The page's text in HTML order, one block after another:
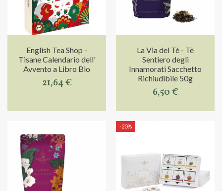
English Tea Shop -
Tisane Calendario dell'
Avvento a Libro Bio
21,64 €
La Via del Tè - Tè
Sentiero degli
Innamorati Sacchetto
Richiudibile 50g
6,50 €
-20%